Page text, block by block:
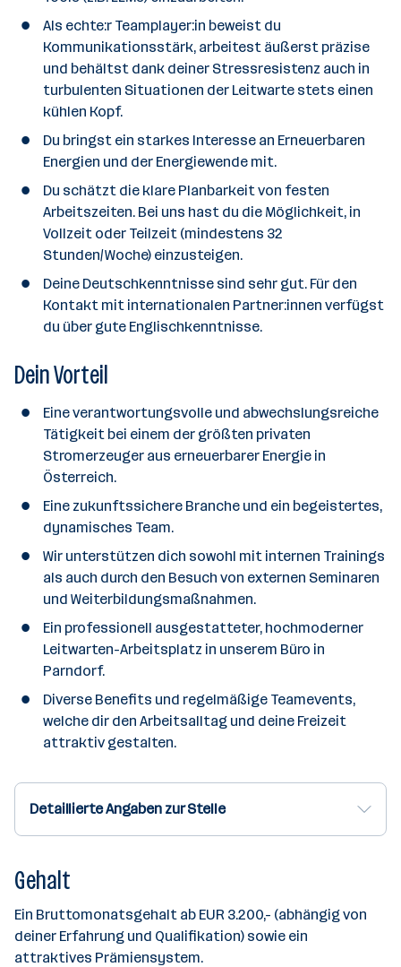
Als echte:r Teamplayer:in beweist du
Kommunikationsstärk, arbeitest äußerst präzise
und behältst dank deiner Stressresistenz auch in
turbulenten Situationen der Leitwarte stets einen
kühlen Kopf.
Du bringst ein starkes Interesse an Erneuerbaren
Energien und der Energiewende mit.
Du schätzt die klare Planbarkeit von festen
Arbeitszeiten. Bei uns hast du die Möglichkeit, in
Vollzeit oder Teilzeit (mindestens 32
Stunden/Woche) einzusteigen.
Deine Deutschkenntnisse sind sehr gut. Für den
Kontakt mit internationalen Partner:innen verfügst
du über gute Englischkenntnisse.
Dein Vorteil
Eine verantwortungsvolle und abwechslungsreiche
Tätigkeit bei einem der größten privaten
Stromerzeuger aus erneuerbarer Energie in
Österreich.
Eine zukunftssichere Branche und ein begeistertes,
dynamisches Team.
Wir unterstützen dich sowohl mit internen Trainings
als auch durch den Besuch von externen Seminaren
und Weiterbildungsmaßnahmen.
Ein professionell ausgestatteter, hochmoderner
Leitwarten-Arbeitsplatz in unserem Büro in
Parndorf.
Diverse Benefits und regelmäßige Teamevents,
welche dir den Arbeitsalltag und deine Freizeit
attraktiv gestalten.
Detaillierte Angaben zur Stelle
Gehalt
Ein Bruttomonatsgehalt ab EUR 3.200,- (abhängig von
deiner Erfahrung und Qualifikation) sowie ein
attraktives Prämiensystem.